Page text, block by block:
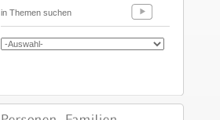
in Themen suchen